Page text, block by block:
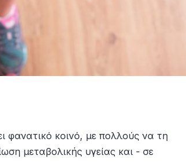
φανατικό κοινό, με πολλούς να τη
μεταβολικής υγείας και - σε